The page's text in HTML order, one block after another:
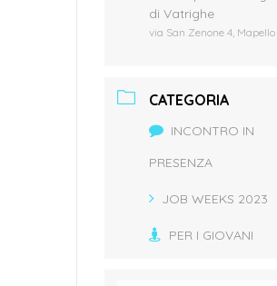
di Vatrighe
via San Zenone 4, Mapello
CATEGORIA
INCONTRO IN
PRESENZA
JOB WEEKS 2023
PER I GIOVANI